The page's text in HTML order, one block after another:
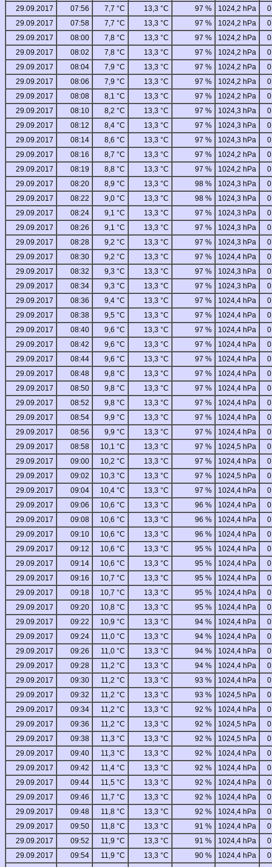
29.09.2017
07:56 7,7 °C 13,3 °C 97 % 1024,2 hPa
29.09.2017
07:58 7,7 °C 13,3 °C 97 % 1024,2 hPa
29.09.2017
08:00 7,8 °C 13,3 °C 97 % 1024,2 hPa
29.09.2017
08:02 7,8 °C 13,3 °C 97 % 1024,2 hPa
29.09.2017
08:04 7,9 °C 13,3 °C 97 % 1024,2 hPa
29.09.2017
08:06 7,9 °C 13,3 °C 97 % 1024,2 hPa
29.09.2017
08:08 8,1 °C 13,3 °C 97 % 1024,2 hPa
29.09.2017
08:10 8,2 °C 13,3 °C 97 % 1024,3 hPa
29.09.2017
08:12 8,4 °C 13,3 °C 97 % 1024,3 hPa
29.09.2017
08:14 8,6 °C 13,3 °C 97 % 1024,3 hPa
29.09.2017
08:16 8,7 °C 13,3 °C 97 % 1024,2 hPa
29.09.2017
08:19 8,8 °C 13,3 °C 97 % 1024,2 hPa
29.09.2017
08:20 8,9 °C 13,3 °C 98 % 1024,3 hPa
29.09.2017
08:22 9,0 °C 13,3 °C 98 % 1024,3 hPa
29.09.2017
08:24 9,1 °C 13,3 °C 97 % 1024,3 hPa
29.09.2017
08:26 9,1 °C 13,3 °C 97 % 1024,3 hPa
29.09.2017
08:28 9,2 °C 13,3 °C 97 % 1024,3 hPa
29.09.2017
08:30 9,2 °C 13,3 °C 97 % 1024,4 hPa
29.09.2017
08:32 9,3 °C 13,3 °C 97 % 1024,3 hPa
29.09.2017
08:34 9,3 °C 13,3 °C 97 % 1024,3 hPa
29.09.2017
08:36 9,4 °C 13,3 °C 97 % 1024,4 hPa
29.09.2017
08:38 9,5 °C 13,3 °C 97 % 1024,4 hPa
29.09.2017
08:40 9,6 °C 13,3 °C 97 % 1024,4 hPa
29.09.2017
08:42 9,6 °C 13,3 °C 97 % 1024,4 hPa
29.09.2017
08:44 9,6 °C 13,3 °C 97 % 1024,4 hPa
29.09.2017
08:48 9,8 °C 13,3 °C 97 % 1024,4 hPa
29.09.2017
08:50 9,8 °C 13,3 °C 97 % 1024,4 hPa
29.09.2017
08:52 9,8 °C 13,3 °C 97 % 1024,4 hPa
29.09.2017
08:54 9,9 °C 13,3 °C 97 % 1024,4 hPa
29.09.2017
08:56 9,9 °C 13,3 °C 97 % 1024,4 hPa
29.09.2017
08:58 10,1 °C 13,3 °C 97 % 1024,5 hPa
29.09.2017
09:00 10,2 °C 13,3 °C 97 % 1024,4 hPa
29.09.2017
09:02 10,3 °C 13,3 °C 97 % 1024,5 hPa
29.09.2017
09:04 10,4 °C 13,3 °C 97 % 1024,4 hPa
29.09.2017
09:06 10,6 °C 13,3 °C 96 % 1024,4 hPa
29.09.2017
09:08 10,6 °C 13,3 °C 96 % 1024,4 hPa
29.09.2017
09:10 10,6 °C 13,3 °C 96 % 1024,4 hPa
29.09.2017
09:12 10,6 °C 13,3 °C 95 % 1024,4 hPa
29.09.2017
09:14 10,6 °C 13,3 °C 95 % 1024,4 hPa
29.09.2017
09:16 10,7 °C 13,3 °C 95 % 1024,4 hPa
29.09.2017
09:18 10,7 °C 13,3 °C 95 % 1024,4 hPa
29.09.2017
09:20 10,8 °C 13,3 °C 95 % 1024,4 hPa
29.09.2017
09:22 10,9 °C 13,3 °C 94 % 1024,4 hPa
29.09.2017
09:24 11,0 °C 13,3 °C 94 % 1024,4 hPa
29.09.2017
09:26 11,0 °C 13,3 °C 94 % 1024,4 hPa
29.09.2017
09:28 11,2 °C 13,3 °C 94 % 1024,4 hPa
29.09.2017
09:30 11,2 °C 13,3 °C 93 % 1024,4 hPa
29.09.2017
09:32 11,2 °C 13,3 °C 93 % 1024,5 hPa
29.09.2017
09:34 11,2 °C 13,3 °C 92 % 1024,4 hPa
29.09.2017
09:36 11,2 °C 13,3 °C 92 % 1024,5 hPa
29.09.2017
09:38 11,3 °C 13,3 °C 92 % 1024,5 hPa
29.09.2017
09:40 11,3 °C 13,3 °C 92 % 1024,4 hPa
29.09.2017
09:42 11,4 °C 13,3 °C 92 % 1024,4 hPa
29.09.2017
09:44 11,5 °C 13,3 °C 92 % 1024,4 hPa
29.09.2017
09:46 11,7 °C 13,3 °C 92 % 1024,4 hPa
29.09.2017
09:48 11,8 °C 13,3 °C 92 % 1024,4 hPa
29.09.2017
09:50 11,8 °C 13,3 °C 91 % 1024,4 hPa
29.09.2017
09:52 11,9 °C 13,3 °C 91 % 1024,4 hPa
29.09.2017
09:54 11,9 °C 13,3 °C 90 % 1024,4 hPa